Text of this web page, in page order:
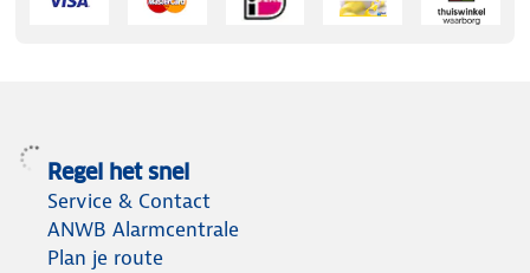
Regel het snel
Service & Contact
ANWB Alarmcentrale
Plan je route